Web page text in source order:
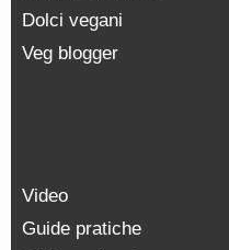
Dolci vegani
Veg blogger
Video
Guide pratiche